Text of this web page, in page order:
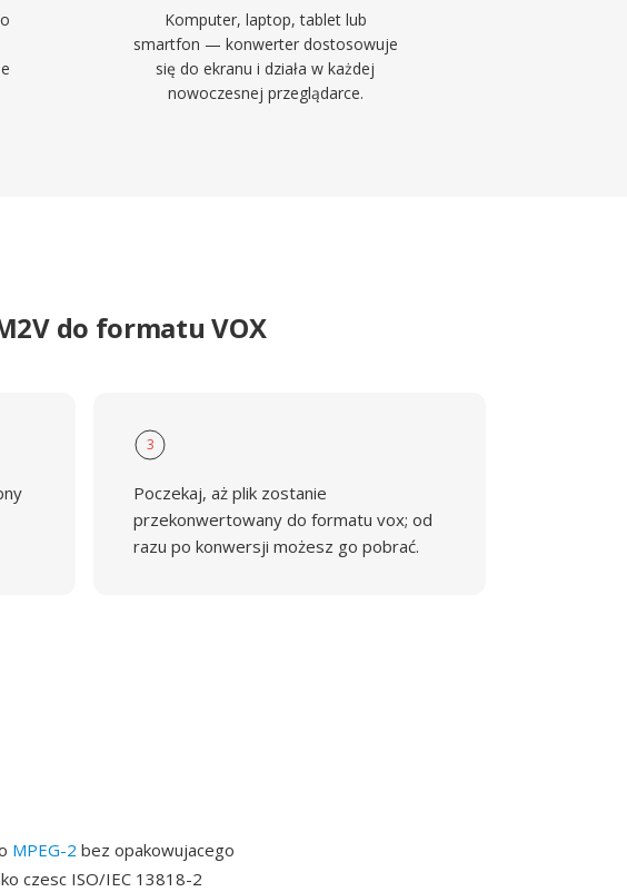
Komputer, laptop, tablet lub
smartfon — konwerter dostosowuje
się do ekranu i działa w każdej
nowoczesnej przeglądarce.
do formatu VOX
3
Poczekaj, aż plik zostanie
przekonwertowany do formatu vox; od
razu po konwersji możesz go pobrać.
MPEG-2 bez opakowujacego
czesc ISO/IEC 13818-2